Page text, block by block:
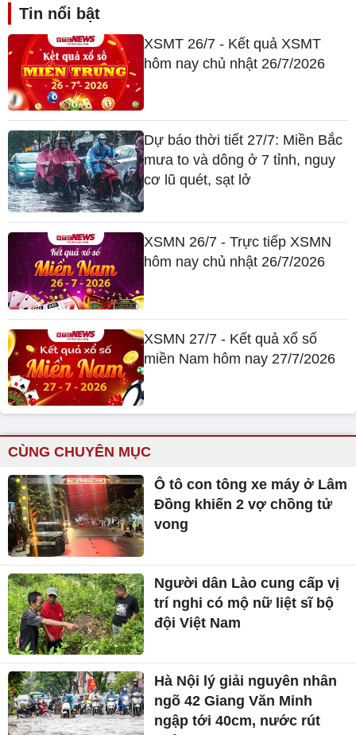
Tin nổi bật
XSMT 26/7 - Kết quả XSMT
hôm nay chủ nhật 26/7/2026
Dự báo thời tiết 27/7: Miền Bắc
mưa to và dông ở 7 tỉnh, nguy
cơ lũ quét, sạt lở
XSMN 26/7 - Trực tiếp XSMN
hôm nay chủ nhật 26/7/2026
XSMN 27/7 - Kết quả xổ số
miền Nam hôm nay 27/7/2026
CÙNG CHUYÊN MỤC
Ô tô con tông xe máy ở Lâm
Đồng khiến 2 vợ chồng tử
vong
Người dân Lào cung cấp vị
trí nghi có mộ nữ liệt sĩ bộ
đội Việt Nam
Hà Nội lý giải nguyên nhân
ngõ 42 Giang Văn Minh
ngập tới 40cm, nước rút